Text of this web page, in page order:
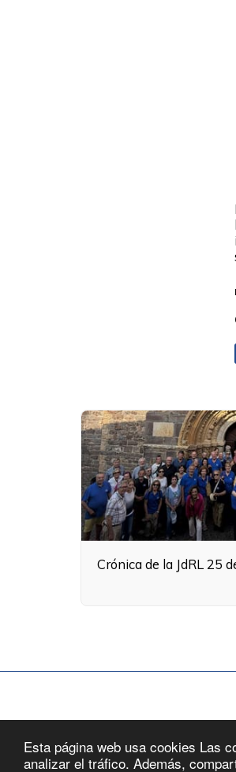
Esta página web usa cookies Las
analizar el tráfico. Además,
Crónica de la JdRL 25
Home